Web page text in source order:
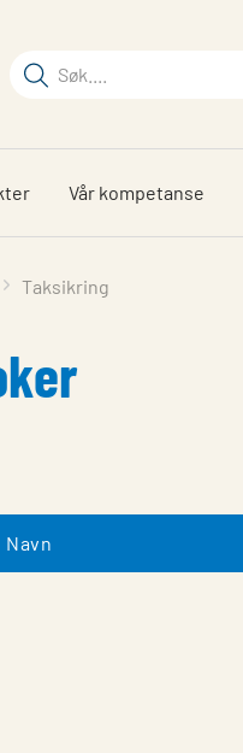
Søkeord
på
sidenVår kompetanse
Taksikring
Navn